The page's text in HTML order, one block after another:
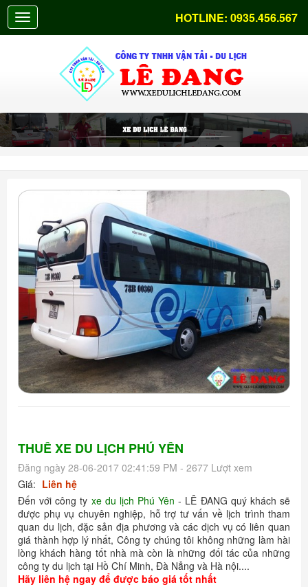
HOTLINE: 0935.456.567
THUÊ XE DU LỊCH PHÚ YÊN
Đăng ngày 28-06-2017 02:41:59 PM - 2677 Lượt xem
Giá: Liên hệ
Đến với công ty xe du lịch Phú Yên - LÊ ĐANG quý khách sẽ
được phụ vụ chuyên nghiệp, hỗ trợ tư vấn về lịch trình tham
quan du lịch, đặc sản địa phương và các dịch vụ có liên quan
giá thành hợp lý nhất, Công ty chúng tôi không những làm hài
lòng khách hàng tốt nhà mà còn là những đối tác của những
công ty du lịch tại Hồ Chí Minh, Đà Nẳng và Hà nội....
Hãy liên hệ ngay để được báo giá tốt nhất